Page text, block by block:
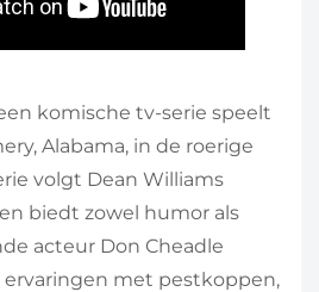
komische tv-serie speelt
Alabama, in de roerige
volgt Dean Williams
biedt zowel humor als
acteur Don Cheadle
ervaringen met pestkoppen,